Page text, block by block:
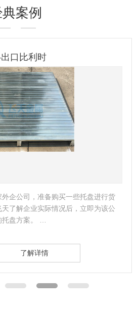
案例
利时
司，准备购买一些托盘进行货
企业实际情况后，立即为该公
案。 …
了解详情